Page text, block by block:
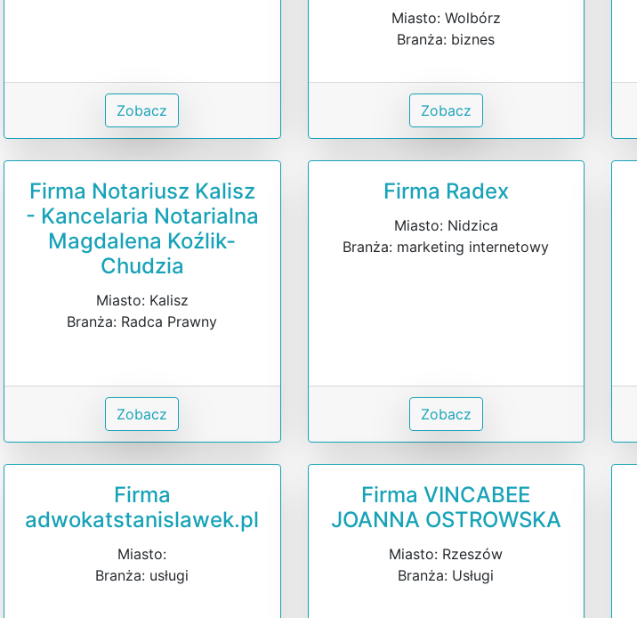
Zobacz
Miasto: Wolbórz
Branża: biznes
Zobacz
Firma Notariusz Kalisz
- Kancelaria Notarialna
Magdalena Koźlik-
Chudzia
Miasto: Kalisz
Branża: Radca Prawny
Zobacz
Firma Radex
Miasto: Nidzica
Branża: marketing internetowy
Zobacz
Firma
adwokatstanislawek.pl
Miasto:
Branża: usługi
Firma VINCABEE
JOANNA OSTROWSKA
Miasto: Rzeszów
Branża: Usługi